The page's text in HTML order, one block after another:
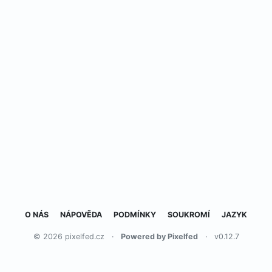
O NÁS NÁPOVĚDA PODMÍNKY SOUKROMÍ JAZYK
© 2026 pixelfed.cz · Powered by Pixelfed · v0.12.7